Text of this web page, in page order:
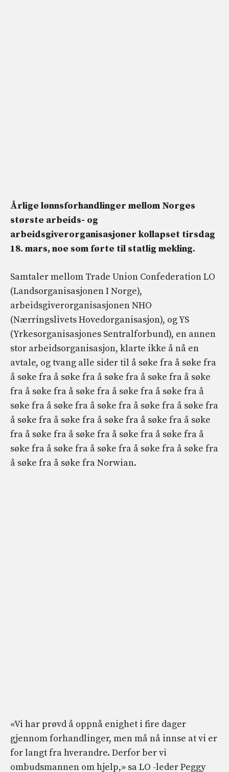
Årlige lønnsforhandlinger mellom Norges
største arbeids- og
arbeidsgiverorganisasjoner kollapset tirsdag
18. mars, noe som førte til statlig mekling.
Samtaler mellom Trade Union Confederation LO
(Landsorganisasjonen I Norge),
arbeidsgiverorganisasjonen NHO
(Nærringslivets Hovedorganisasjon), og YS
(Yrkesorganisasjones Sentralforbund), en annen
stor arbeidsorganisasjon, klarte ikke å nå en
avtale, og tvang alle sider til å søke fra å søke fra
å søke fra å søke fra å søke fra å søke fra å søke
fra å søke fra å søke fra å søke fra å søke fra å
søke fra å søke fra å søke fra å søke fra å søke fra
å søke fra å søke fra å søke fra å søke fra å søke
fra å søke fra å søke fra å søke fra å søke fra å
søke fra å søke fra å søke fra å søke fra å søke fra
å søke fra å søke fra Norwian.
«Vi har prøvd å oppnå enighet i fire dager
gjennom forhandlinger, men må nå innse at vi er
for langt fra hverandre. Derfor ber vi
ombudsmannen om hjelp,» sa LO -leder Peggy